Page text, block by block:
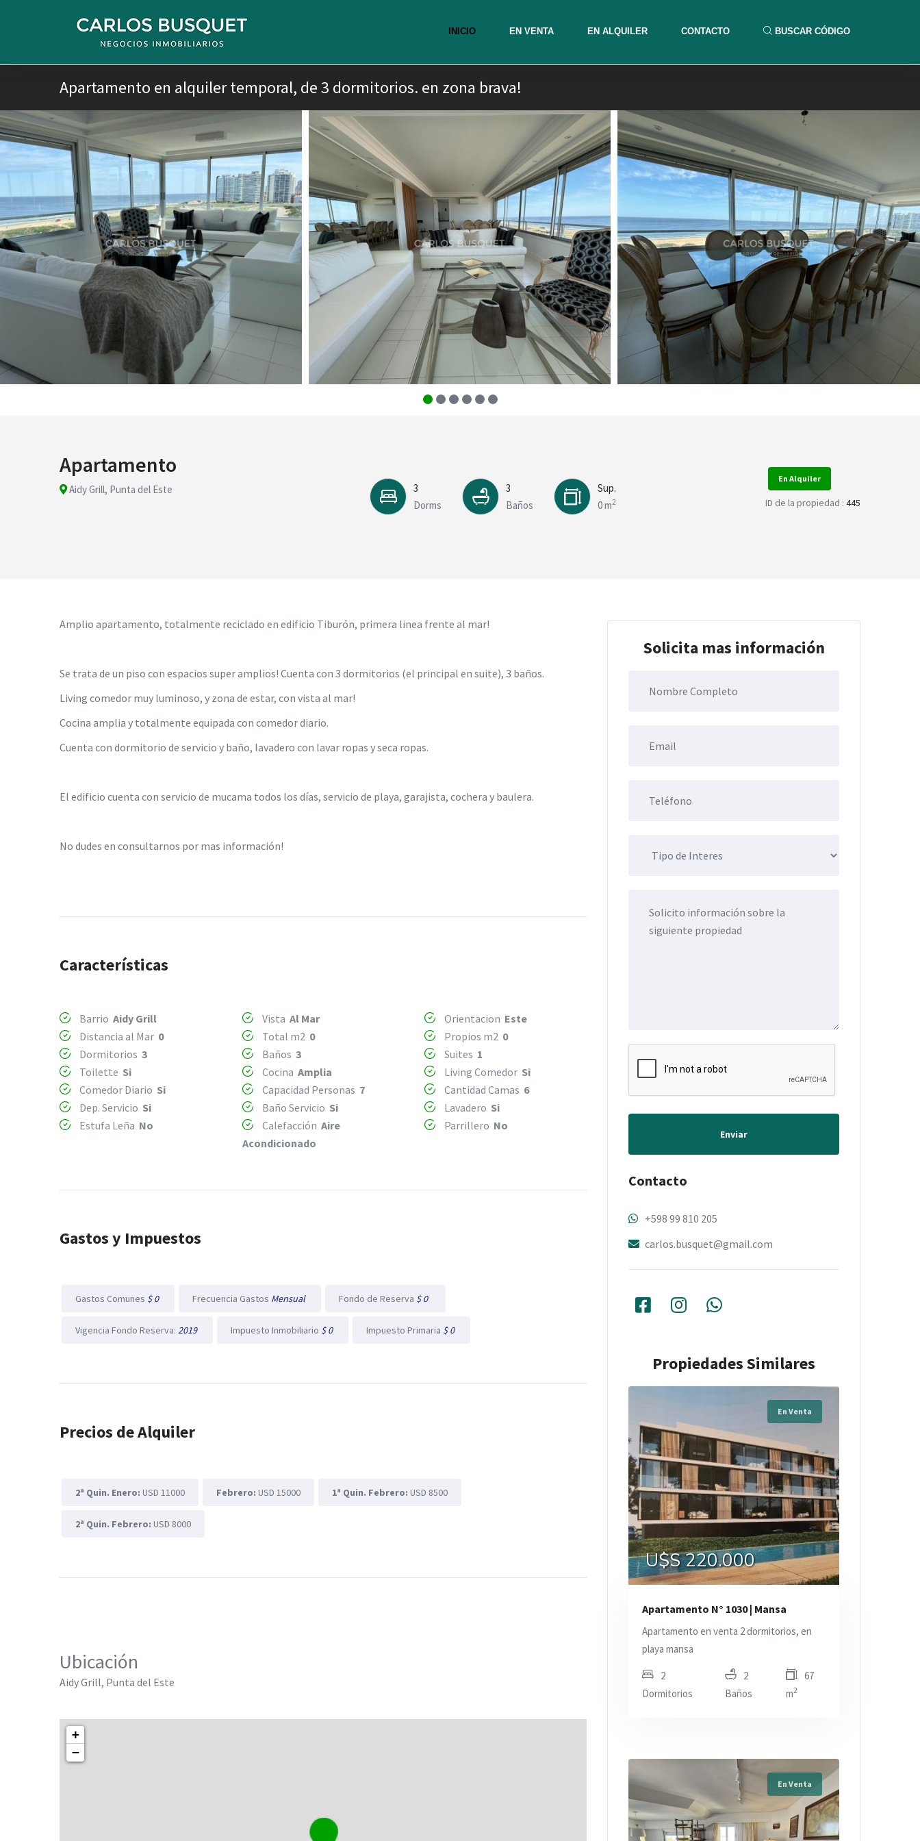
INICIO EN VENTA EN ALQUILER CONTACTO BUSCAR CÓDIGO
Apartamento en alquiler temporal, de 3 dormitorios. en zona brava!
Apartamento
Aidy Grill, Punta del Este
3
Dorms
3
Baños
Sup.
0 m2
En Alquiler
ID de la propiedad : 445
Amplio apartamento, totalmente reciclado en edificio Tiburón, primera linea frente al mar!
Se trata de un piso con espacios super amplios! Cuenta con 3 dormitorios (el principal en suite), 3 baños.
Living comedor muy luminoso, y zona de estar, con vista al mar!
Cocina amplia y totalmente equipada con comedor diario.
Cuenta con dormitorio de servicio y baño, lavadero con lavar ropas y seca ropas.
El edificio cuenta con servicio de mucama todos los días, servicio de playa, garajista, cochera y baulera.
No dudes en consultarnos por mas información!
Características
Barrio Aidy Grill Vista Al Mar Orientacion Este
Distancia al Mar 0 Total m2 0 Propios m2 0
Dormitorios 3 Baños 3 Suites 1
Toilette Si Cocina Amplia Living Comedor Si
Comedor Diario Si Capacidad Personas 7 Cantidad Camas 6
Dep. Servicio Si Baño Servicio Si Lavadero Si
Estufa Leña No Calefacción Aire
Acondicionado
Parrillero No
Gastos y Impuestos
Gastos Comunes $ 0 Frecuencia Gastos Mensual Fondo de Reserva $ 0
Vigencia Fondo Reserva: 2019 Impuesto Inmobiliario $ 0 Impuesto Primaria $ 0
Precios de Alquiler
2ª Quin. Enero: USD 11000 Febrero: USD 15000 1ª Quin. Febrero: USD 8500
2ª Quin. Febrero: USD 8000
Ubicación
Aidy Grill, Punta del Este
+
−
Solicita mas información
Enviar
Contacto
+598 99 810 205
carlos.busquet@gmail.com
Propiedades Similares
En Venta
U$S 220.000
Apartamento N° 1030 | Mansa
Apartamento en venta 2 dormitorios, en
playa mansa
2
Dormitorios
2
Baños
67
m2
En Venta